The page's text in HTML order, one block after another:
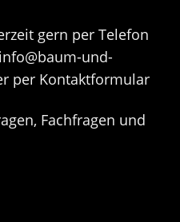
gern per Telefon
info@baum-und-
per Kontaktformular
Fachfragen und